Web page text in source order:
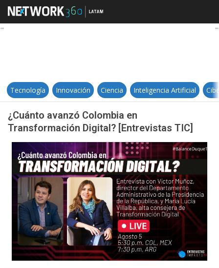
¿Cuánto avanzó Colombia en
Tecnología Innovación Ciencia Inteligencia Artificial
¿Cuánto avanzó Colombia en
Transformación Digital? [Entrevistas TIC]